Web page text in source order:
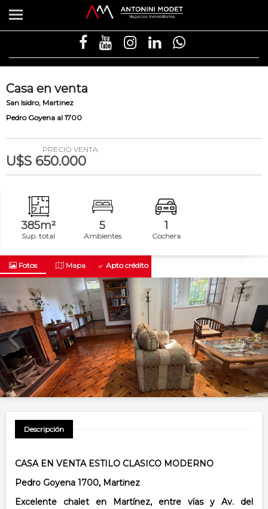
Casa en venta
San Isidro Martinez
Pedro Goyena al 1700
PRECIO VENTA
U$S 650.000
385m²
Sup. total
5
Ambientes
1
Cochera
Fotos Mapa Apto crédito
Descripción
CASA EN VENTA ESTILO CLASICO MODERNO
Pedro Goyena 1700, Martinez
Excelente chalet en Martínez, entre vías y Av. del